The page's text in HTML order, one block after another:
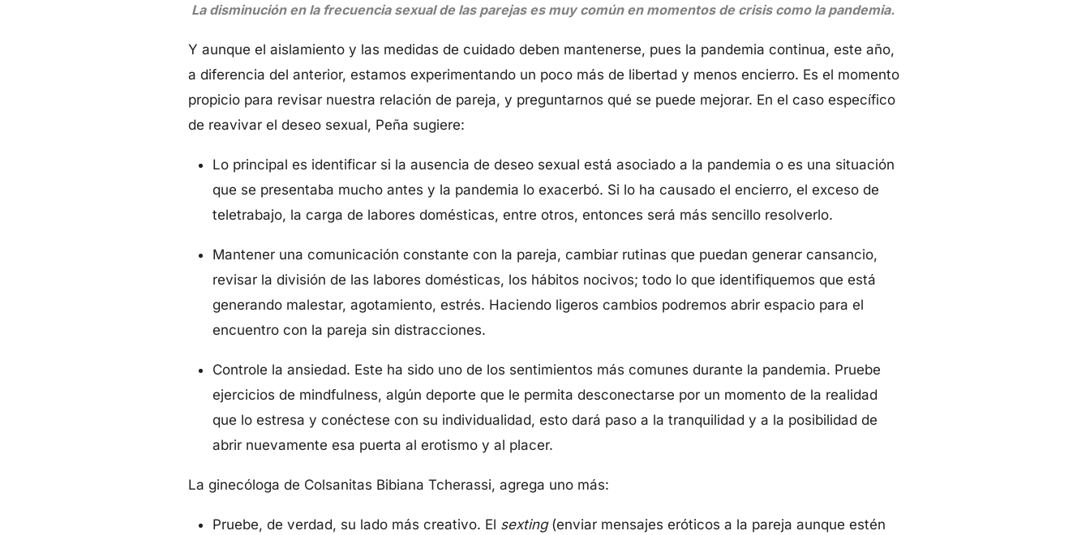
La disminución en la frecuencia sexual de las parejas es muy común en momentos de crisis como la pandemia.
Y aunque el aislamiento y las medidas de cuidado deben mantenerse, pues la pandemia continua, este año,
a diferencia del anterior, estamos experimentando un poco más de libertad y menos encierro. Es el momento
propicio para revisar nuestra relación de pareja, y preguntarnos qué se puede mejorar. En el caso específico
de reavivar el deseo sexual, Peña sugiere:
Lo principal es identificar si la ausencia de deseo sexual está asociado a la pandemia o es una situación
que se presentaba mucho antes y la pandemia lo exacerbó. Si lo ha causado el encierro, el exceso de
teletrabajo, la carga de labores domésticas, entre otros, entonces será más sencillo resolverlo.
Mantener una comunicación constante con la pareja, cambiar rutinas que puedan generar cansancio,
revisar la división de las labores domésticas, los hábitos nocivos; todo lo que identifiquemos que está
generando malestar, agotamiento, estrés. Haciendo ligeros cambios podremos abrir espacio para el
encuentro con la pareja sin distracciones.
Controle la ansiedad. Este ha sido uno de los sentimientos más comunes durante la pandemia. Pruebe
ejercicios de mindfulness, algún deporte que le permita desconectarse por un momento de la realidad
que lo estresa y conéctese con su individualidad, esto dará paso a la tranquilidad y a la posibilidad de
abrir nuevamente esa puerta al erotismo y al placer.
La ginecóloga de Colsanitas Bibiana Tcherassi, agrega uno más:
Pruebe, de verdad, su lado más creativo. El sexting (enviar mensajes eróticos a la pareja aunque estén